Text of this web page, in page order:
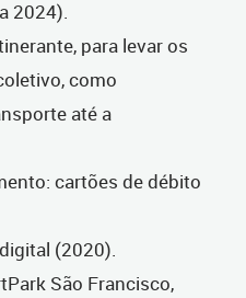
2024).
para levar os
como
até a
cartões de débito
(2020).
São Francisco,